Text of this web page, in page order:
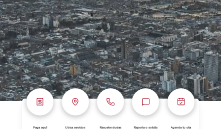
Paga aquí Ubica servicios Resuelve dudas Reporta o solicita Agenda tu cita